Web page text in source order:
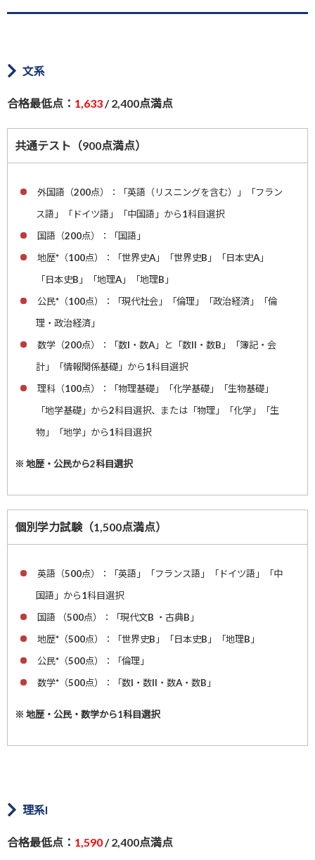
文系
合格最低点： 1,633/ 2,400点満点
共通テスト（900点満点）
外国語（200点）：「英語（リスニングを含む）」「フラン
ス語」「ドイツ語」「中国語」から1科目選択
国語（200点）：「国語」
地歴*（100点）：「世界史A」「世界史B」「日本史A」
「日本史B」「地理A」「地理B」
公民*（100点）：「現代社会」「倫理」「政治経済」「倫
理・政治経済」
数学（200点）：「数I・数A」と「数II・数B」「簿記・会
計」「情報関係基礎」から1科目選択
理科（100点）：「物理基礎」「化学基礎」「生物基礎」
「地学基礎」から2科目選択、または「物理」「化学」「生
物」「地学」から1科目選択
※ 地歴・公民から2科目選択
個別学力試験（1,500点満点）
英語（500点）：「英語」「フランス語」「ドイツ語」「中
国語」から1科目選択
国語 （500点）：「現代文B ・古典B」
地歴*（500点）：「世界史B」「日本史B」「地理B」
公民*（500点）：「倫理」
数学*（500点）：「数I・数II・数A・数B」
※ 地歴・公民・数学から1科目選択
理系I
合格最低点： 1,590/ 2,400点満点